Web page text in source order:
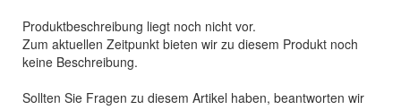
Produktbeschreibung liegt noch nicht vor.
Zum aktuellen Zeitpunkt bieten wir zu diesem Produkt noch
keine Beschreibung.
Sollten Sie Fragen zu diesem Artikel haben, beantworten wir